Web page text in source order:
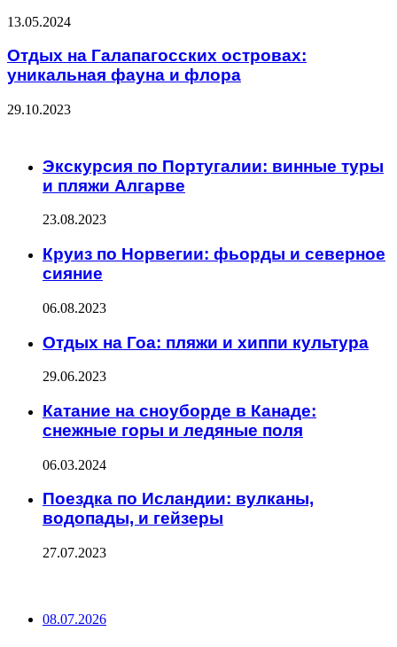
13.05.2024
Отдых на Галапагосских островах:
уникальная фауна и флора
29.10.2023
Экскурсия по Португалии: винные туры
и пляжи Алгарве
23.08.2023
Круиз по Норвегии: фьорды и северное
сияние
06.08.2023
Отдых на Гоа: пляжи и хиппи культура
29.06.2023
Катание на сноуборде в Канаде:
снежные горы и ледяные поля
06.03.2024
Поездка по Исландии: вулканы,
водопады, и гейзеры
27.07.2023
08.07.2026